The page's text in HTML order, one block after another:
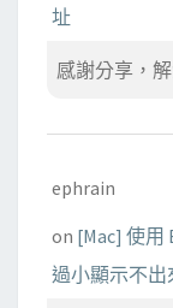
址
感謝分享，
ephrain
on [Mac] 使用
過小顯示不出